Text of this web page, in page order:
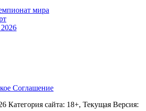
мира
Соглашение
Категория сайта: 18+, Текущая Версия: